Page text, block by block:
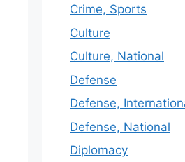
Crime, Sports
Culture
Culture, National
Defense
Defense,
Defense, National
Diplomacy